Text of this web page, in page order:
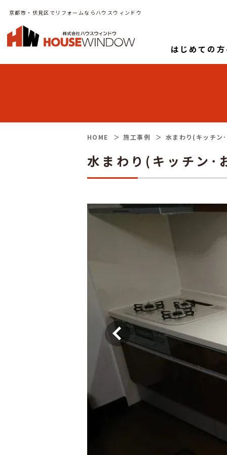
京都市・伏見区でリフォームならハウスウィンドウ
はじめての
HOME 施工事例 水まわり(キッチン
水まわり(キッチン･